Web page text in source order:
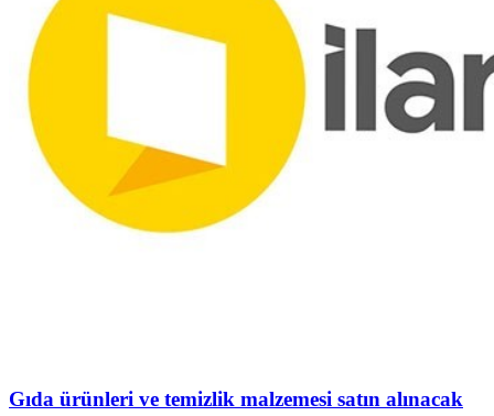
Gıda ürünleri ve temizlik malzemesi satın alınacak